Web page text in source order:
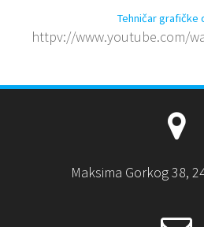
Tehničar grafičke
httpv://www.youtube.com/
Maksima Gorkog 38,